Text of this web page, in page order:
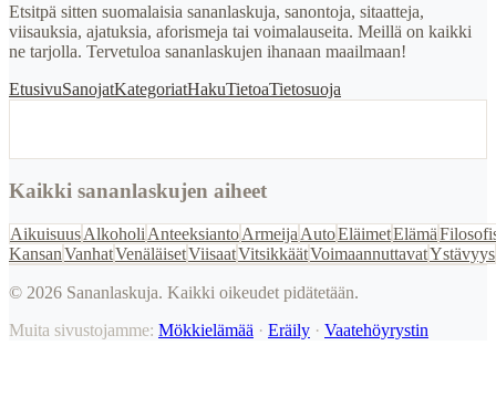
Etsitpä sitten suomalaisia sananlaskuja, sanontoja, sitaatteja,
viisauksia, ajatuksia, aforismeja tai voimalauseita. Meillä on kaikki
ne tarjolla. Tervetuloa sananlaskujen ihanaan maailmaan!
EtusivuSanojatKategoriatHakuTietoaTietosuoja
Kaikki sananlaskujen aiheet
AikuisuusAlkoholi AnteeksiantoArmeija AutoEläimetElämä
KansanVanhatVenäläisetViisaatVitsikkäätVoimaannuttavatYstävyys
© 2026 Sananlaskuja. Kaikki oikeudet pidätetään.
Muita sivustojamme: Mökkielämää · Eräily · Vaatehöyrystin